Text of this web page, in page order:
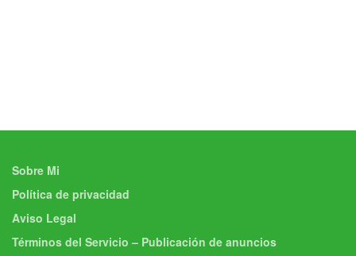
Sobre Mi
Política de privacidad
Aviso Legal
Términos del Servicio – Publicación de anuncios